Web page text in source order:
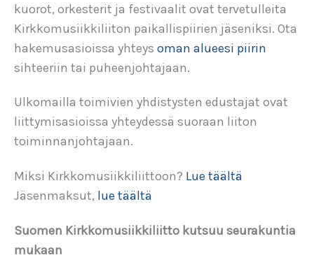
kuorot, orkesterit ja festivaalit ovat tervetulleita
Kirkkomusiikkiliiton paikallispiirien jäseniksi. Ota
hakemusasioissa yhteys oman alueesi piirin
sihteeriin tai puheenjohtajaan.
Ulkomailla toimivien yhdistysten edustajat ovat
liittymisasioissa yhteydessä suoraan liiton
toiminnanjohtajaan.
Miksi Kirkkomusiikkiliittoon? Lue täältä
Jäsenmaksut, lue täältä
Suomen Kirkkomusiikkiliitto kutsuu seurakuntia
mukaan